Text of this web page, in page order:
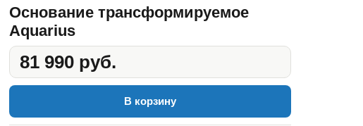
Основание трансформируемое
Aquarius
81 990 руб.
В корзину